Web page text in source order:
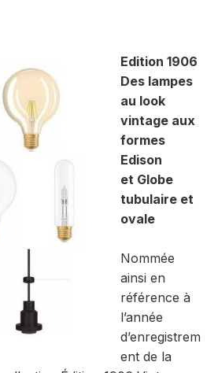
Edition 1906
Des lampes
au look
vintage aux
formes
Edison
et Globe
tubulaire et
ovale
Nommée
ainsi en
référence à
l’année
d’enregistrem
ent de la